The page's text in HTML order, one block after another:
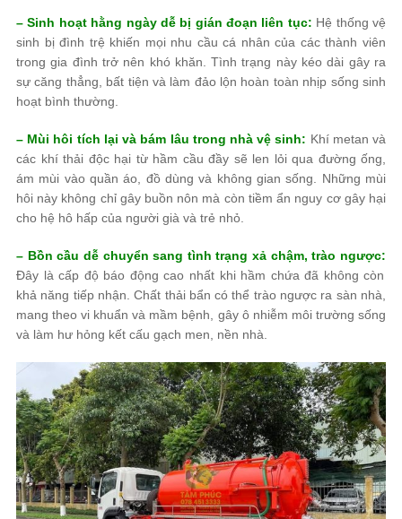
– Sinh hoạt hằng ngày dễ bị gián đoạn liên tục: Hệ thống vệ
sinh bị đình trệ khiến mọi nhu cầu cá nhân của các thành viên
trong gia đình trở nên khó khăn. Tình trạng này kéo dài gây ra
sự căng thẳng, bất tiện và làm đảo lộn hoàn toàn nhịp sống sinh
hoạt bình thường.
– Mùi hôi tích lại và bám lâu trong nhà vệ sinh: Khí metan và
các khí thải độc hại từ hầm cầu đầy sẽ len lỏi qua đường ống,
ám mùi vào quần áo, đồ dùng và không gian sống. Những mùi
hôi này không chỉ gây buồn nôn mà còn tiềm ẩn nguy cơ gây hại
cho hệ hô hấp của người già và trẻ nhỏ.
– Bồn cầu dễ chuyển sang tình trạng xả chậm, trào ngược:
Đây là cấp độ báo động cao nhất khi hầm chứa đã không còn
khả năng tiếp nhận. Chất thải bẩn có thể trào ngược ra sàn nhà,
mang theo vi khuẩn và mầm bệnh, gây ô nhiễm môi trường sống
và làm hư hỏng kết cấu gạch men, nền nhà.